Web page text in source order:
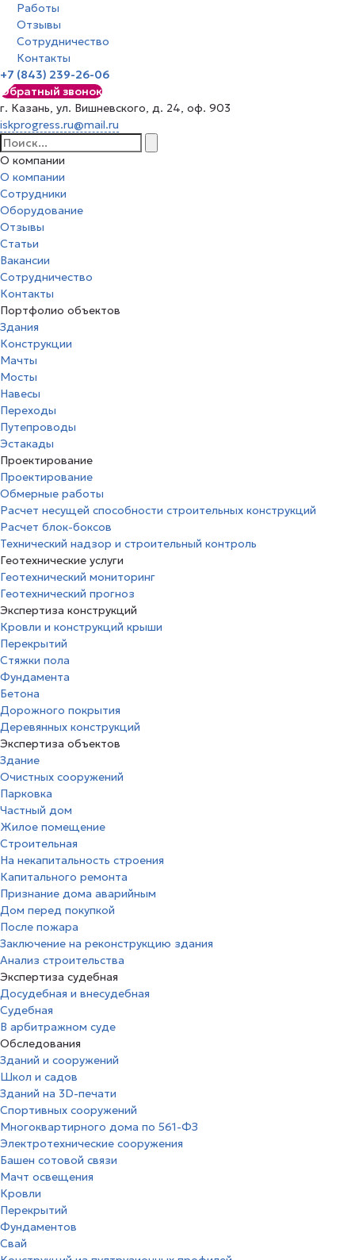
Работы
Отзывы
Сотрудничество
Контакты
+7 (843) 239-26-06
Обратный звонок
г. Казань, ул. Вишневского, д. 24, оф. 903
iskprogress.ru@mail.ru
О компании
О компании
Сотрудники
Оборудование
Отзывы
Статьи
Вакансии
Сотрудничество
Контакты
Портфолио объектов
Здания
Конструкции
Мачты
Мосты
Навесы
Переходы
Путепроводы
Эстакады
Проектирование
Проектирование
Обмерные работы
Расчет несущей способности строительных конструкций
Расчет блок-боксов
Технический надзор и строительный контроль
Геотехнические услуги
Геотехнический мониторинг
Геотехнический прогноз
Экспертиза конструкций
Кровли и конструкций крыши
Перекрытий
Стяжки пола
Фундамента
Бетона
Дорожного покрытия
Деревянных конструкций
Экспертиза объектов
Здание
Очистных сооружений
Парковка
Частный дом
Жилое помещение
Строительная
На некапитальность строения
Капитального ремонта
Признание дома аварийным
Дом перед покупкой
После пожара
Заключение на реконструкцию здания
Анализ строительства
Экспертиза судебная
Досудебная и внесудебная
Судебная
В арбитражном суде
Обследования
Зданий и сооружений
Школ и садов
Зданий на 3D-печати
Спортивных сооружений
Многоквартирного дома по 561-ФЗ
Электротехнические сооружения
Башен сотовой связи
Мачт освещения
Кровли
Перекрытий
Фундаментов
Свай